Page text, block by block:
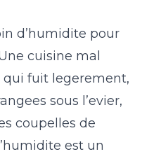
d’humidite pour
cuisine mal
qui fuit legerement,
sous l’evier,
coupelles de
est un